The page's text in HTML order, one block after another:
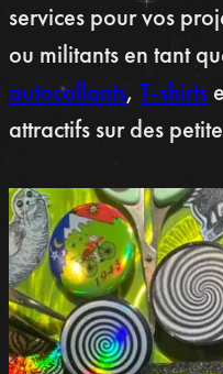
services pour vos
ou militants en tant
autocollants, T-shirts
attractifs sur des